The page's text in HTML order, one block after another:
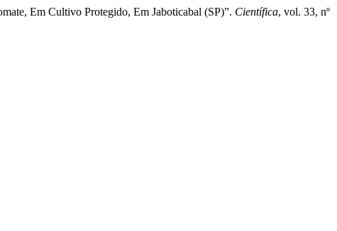
Em Cultivo Protegido, Em Jaboticabal (SP)”. Científica, vol. 33, nº